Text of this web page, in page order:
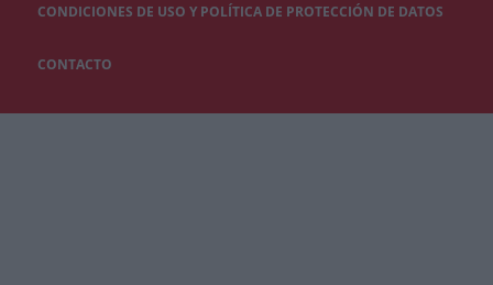
CONDICIONES DE USO Y POLÍTICA DE PROTECCIÓN DE DATOS
CONTACTO